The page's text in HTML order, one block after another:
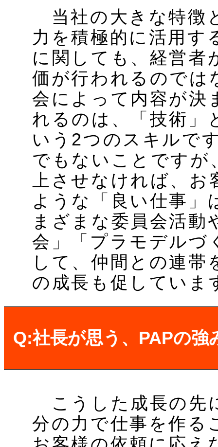
当社の大きな特徴
力を積極的に活用す
に関しても、経営者
価が行われるのでは
会によって内容が決
れるのは、「技術」
いう2つのスキルで
でもないことですが
上させなければ、お
ような「良い仕事」
まざまな委員会活
会」「プラモデルづ
して、仲間との連帯
の成長も促していま
Q:社長が思う、PAPの強
こうした成長の先
分の力で仕事を作る